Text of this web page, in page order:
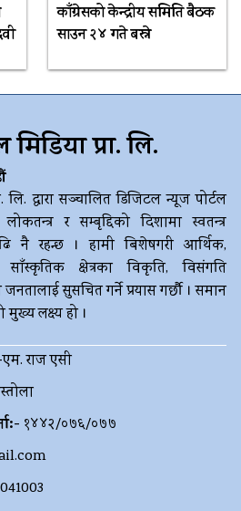
काँग्रेसको केन्द्रीय समिति बैठक
साउन २४ गते बस्ने
प्रा. लि.
द्धारा सञ्चालित डिजिटल न्यूज पोर्टल
र सम्बृद्दिको दिशामा स्वतन्त्र
नै रहन्छ । हामी बिशेषगरी आर्थिक,
क्षेत्रका विकृति, विसंगति
सुसचित गर्ने प्रयास गर्छौ । समान
मुख्य लक्ष्य हो ।
एम. राज एसी
१४४२/०७६/०७७